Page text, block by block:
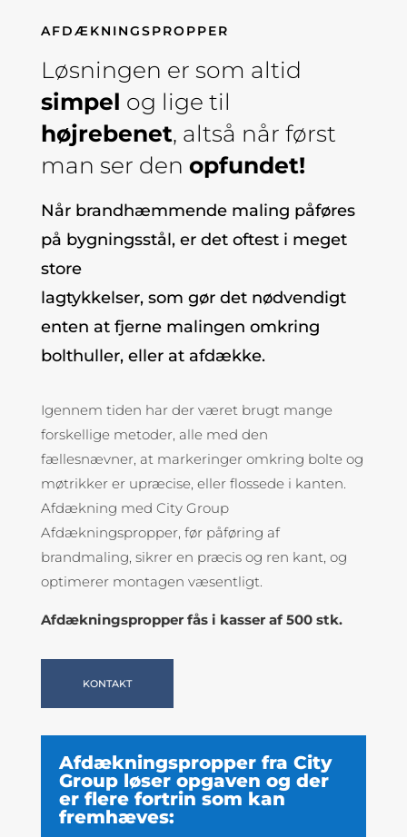
AFDÆKNINGSPROPPER
Løsningen er som altid
simpel og lige til
højrebenet, altså når først
man ser den opfundet!
Når brandhæmmende maling påføres
på bygningsstål, er det oftest i meget
store
lagtykkelser, som gør det nødvendigt
enten at fjerne malingen omkring
bolthuller, eller at afdække.
Igennem tiden har der været brugt mange
forskellige metoder, alle med den
fællesnævner, at markeringer omkring bolte og
møtrikker er upræcise, eller flossede i kanten.
Afdækning med City Group
Afdækningspropper, før påføring af
brandmaling, sikrer en præcis og ren kant, og
optimerer montagen væsentligt.
Afdækningspropper fås i kasser af 500 stk.
KONTAKT
Afdækningspropper fra City
Group løser opgaven og der
er flere fortrin som kan
fremhæves: